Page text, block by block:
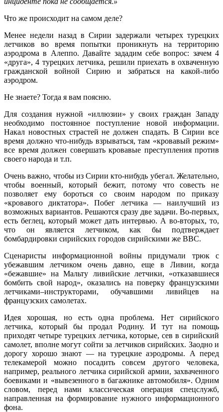
Что же происходит на самом деле?
Менее недели назад в Сирии задержали четырех турецких
летчиков во время попытки проникнуть на территорию
аэродрома в Алеппо. Давайте зададим себе вопрос: зачем 4
«друга», 4 турецких летчика, решили приехать в охваченную
гражданской войной Сирию и забраться на какой-либо
аэродром.
Не знаете? Тогда я вам поясню.
Для создания нужной «иллюзии» у своих граждан Западу
необходимо постоянное поступление новой информации.
Накал новостных страстей не должен спадать. В Сирии все
время должно что-нибудь взрываться, там «кровавый режим»
все время должен совершать кровавые преступления против
своего народа и т.п.
Очень важно, чтобы из Сирии кто-нибудь убегал. Желательно,
чтобы военный, который бежит, потому что совесть не
позволяет ему бороться со своим народом по приказу
«кровавого диктатора». Побег летчика — наилучший из
возможных вариантов. Решаются сразу две задачи. Во-первых,
есть беглец, который может дать интервью. А во-вторых, то,
что он является летчиком, как бы подтверждает
бомбардировки сирийских городов сирийскими же ВВС.
Сценаристы информационной войны придумали трюк с
убежавшим летчиком очень давно, еще в Ливии, когда
«бежавшие» на Мальту ливийские летчики, «отказавшиеся
бомбить свой народ», оказались на поверку французскими
летчиками–инструкторами, обучавшими ливийцев на
французских самолетах.
Идея хорошая, но есть одна проблема. Нет сирийского
летчика, который бы продал Родину. И тут на помощь
приходят четыре турецких летчика, которые, сев в сирийский
самолет, вполне могут сойти за летчиков сирийских. Заодно и
дорогу хорошо знают — на турецкие аэродромы. А перед
телекамерой можно посадить совсем другого человека,
например, реального летчика сирийской армии, захваченного
боевиками и «вывезенного в багажнике автомобиля». Одним
словом, перед нами классическая операция спецслужб,
направленная на формирование нужного информационного
фона.